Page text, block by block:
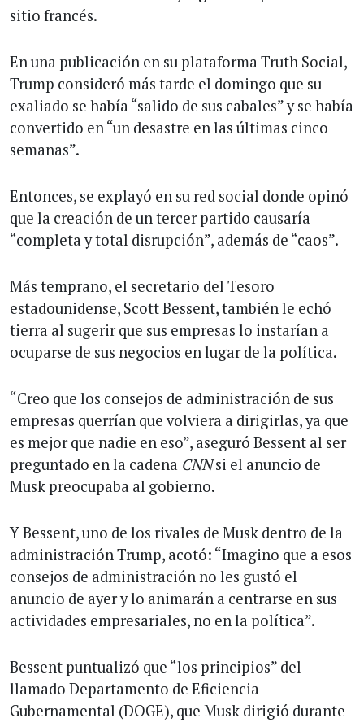
sitio francés.
En una publicación en su plataforma Truth Social,
Trump consideró más tarde el domingo que su
exaliado se había “salido de sus cabales” y se había
convertido en “un desastre en las últimas cinco
semanas”.
Entonces, se explayó en su red social donde opinó
que la creación de un tercer partido causaría
“completa y total disrupción”, además de “caos”.
Más temprano, el secretario del Tesoro
estadounidense, Scott Bessent, también le echó
tierra al sugerir que sus empresas lo instarían a
ocuparse de sus negocios en lugar de la política.
“Creo que los consejos de administración de sus
empresas querrían que volviera a dirigirlas, ya que
es mejor que nadie en eso”, aseguró Bessent al ser
preguntado en la cadena CNNsi el anuncio de
Musk preocupaba al gobierno.
Y Bessent, uno de los rivales de Musk dentro de la
administración Trump, acotó: “Imagino que a esos
consejos de administración no les gustó el
anuncio de ayer y lo animarán a centrarse en sus
actividades empresariales, no en la política”.
Bessent puntualizó que “los principios” del
llamado Departamento de Eficiencia
Gubernamental (DOGE), que Musk dirigió durante